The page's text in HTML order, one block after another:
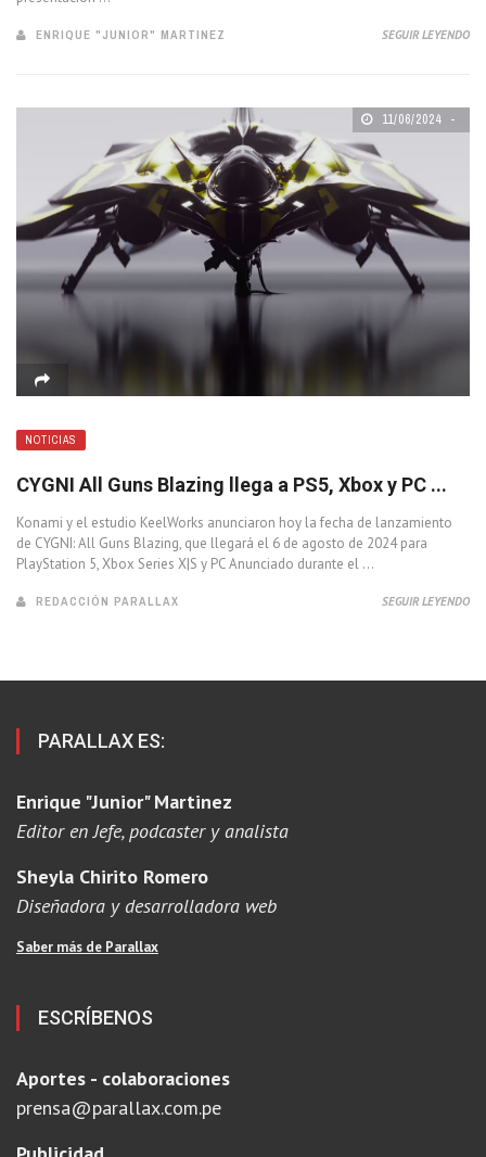
ENRIQUE "JUNIOR" MARTINEZ SEGUIR LEYENDO
11/06/2024
NOTICIAS
CYGNI All Guns Blazing llega a PS5, Xbox y PC ...
Konami y el estudio KeelWorks anunciaron hoy la fecha de lanzamiento
de CYGNI: All Guns Blazing, que llegará el 6 de agosto de 2024 para
PlayStation 5, Xbox Series X|S y PC Anunciado durante el ...
REDACCIÓN PARALLAX SEGUIR LEYENDO
PARALLAX ES:
Enrique "Junior" Martinez
Editor en Jefe, podcaster y analista
Sheyla Chirito Romero
Diseñadora y desarrolladora web
Saber más de Parallax
ESCRÍBENOS
Aportes - colaboraciones
prensa@parallax.com.pe